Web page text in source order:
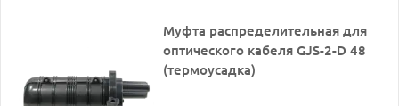
Муфта распределительная для
оптического кабеля GJS-2-D 48
(термоусадка)